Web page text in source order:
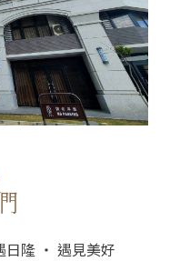
隆 ‧ 遇見美好